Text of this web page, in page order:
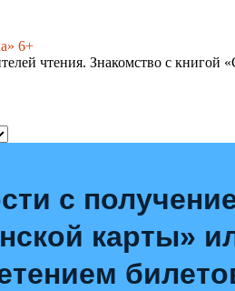
6+
чтения. Знакомство с книгой
с
карты»